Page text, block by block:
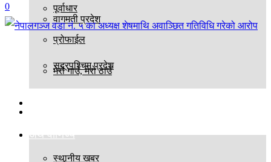
पूर्वाधार
प्रोफाईल
मेरो गाउँ, मेरो ठाउँ
अर्थ वाणिज्य
वागमती प्रदेश
सुदूरपश्चिम प्रदेश
स्थानीय खबर
0